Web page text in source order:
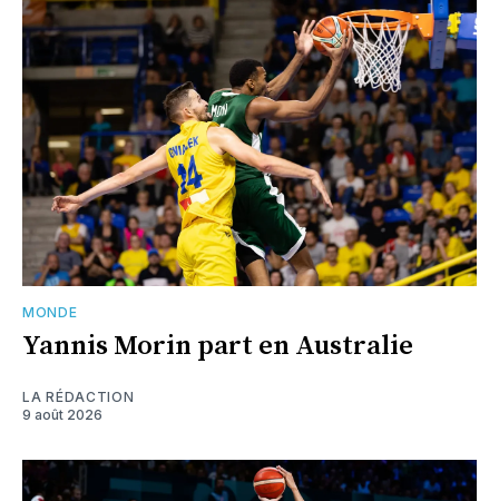
MONDE
Yannis Morin part en Australie
LA RÉDACTION
9 août 2026